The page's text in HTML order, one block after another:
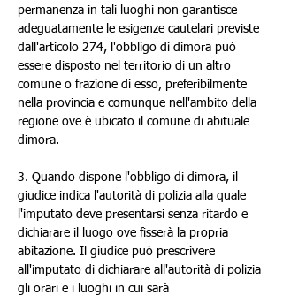
permanenza in tali luoghi non garantisce
adeguatamente le esigenze cautelari previste
dall'articolo 274, l'obbligo di dimora può
essere disposto nel territorio di un altro
comune o frazione di esso, preferibilmente
nella provincia e comunque nell'ambito della
regione ove è ubicato il comune di abituale
dimora.
3. Quando dispone l'obbligo di dimora, il
giudice indica l'autorità di polizia alla quale
l'imputato deve presentarsi senza ritardo e
dichiarare il luogo ove fisserà la propria
abitazione. Il giudice può prescrivere
all'imputato di dichiarare all'autorità di polizia
gli orari e i luoghi in cui sarà